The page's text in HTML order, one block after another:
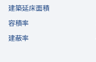
建築延床面積
容積率
建蔽率